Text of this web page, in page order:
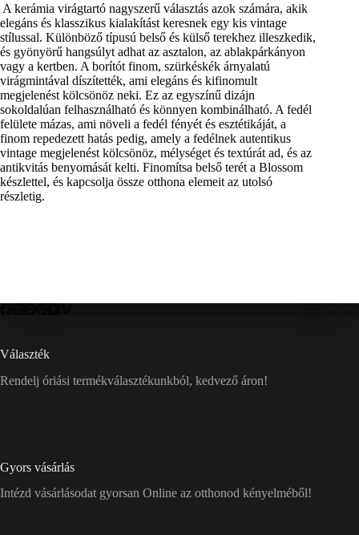
A kerámia virágtartó nagyszerű választás azok számára, akik
elegáns és klasszikus kialakítást keresnek egy kis vintage
stílussal. Különböző típusú belső és külső terekhez illeszkedik,
és gyönyörű hangsúlyt adhat az asztalon, az ablakpárkányon
vagy a kertben. A borítót finom, szürkéskék árnyalatú
virágmintával díszítették, ami elegáns és kifinomult
megjelenést kölcsönöz neki. Ez az egyszínű dizájn
sokoldalúan felhasználható és könnyen kombinálható. A fedél
felülete mázas, ami növeli a fedél fényét és esztétikáját, a
finom repedezett hatás pedig, amely a fedélnek autentikus
vintage megjelenést kölcsönöz, mélységet és textúrát ad, és az
antikvitás benyomását kelti. Finomítsa belső terét a Blossom
készlettel, és kapcsolja össze otthona elemeit az utolsó
részletig.
Választék
Rendelj óriási termékválasztékunkból, kedvező áron!
Gyors vásárlás
Intézd vásárlásodat gyorsan Online az otthonod kényelméből!